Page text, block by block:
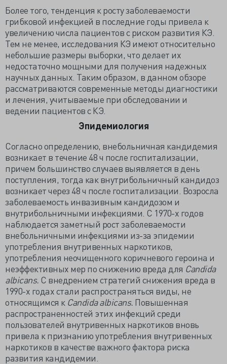
Более того, тенденция к росту заболеваемости
грибковой инфекцией в последние годы привела к
увеличению числа пациентов с риском развития КЭ.
Тем не менее, исследования КЭ имеют относительно
небольшие размеры выборки, что делает их
недостаточно мощными для получения надежных
научных данных. Таким образом, в данном обзоре
рассматриваются современные методы диагностики
и лечения, учитываемые при обследовании и
ведении пациентов с КЭ.
Эпидемиология
Согласно определению, внебольничная кандидемия
возникает в течение 48 ч после госпитализации,
причем большинство случаев выявляется в день
поступления, тогда как внутрибольничный кандидоз
возникает через 48 ч после госпитализации. Возросла
заболеваемость инвазивным кандидозом и
внутрибольничными инфекциями. С 1970-х годов
наблюдается заметный рост заболеваемости
внебольничными инфекциями из-за эпидемии
употребления внутривенных наркотиков,
употребления неочищенного коричневого героина и
неэффективных мер по снижению вреда для Candida
albicans. С внедрением стратегий снижения вреда в
1990-х годах стали распространяться виды, не
относящимся к Candida albicans. Повышенная
распространенностей этих инфекций среди
пользователей внутривенных наркотиков вновь
привела к признанию употребления внутривенных
наркотиков в качестве важного фактора риска
развития кандидемии.